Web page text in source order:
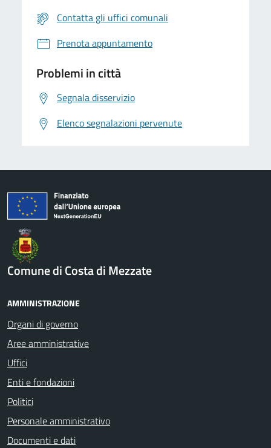
Contatta gli uffici comunali
Prenota appuntamento
Problemi in città
Segnala disservizio
Elenco segnalazioni pervenute
Comune di Costa di Mezzate
AMMINISTRAZIONE
Organi di governo
Aree amministrative
Uffici
Enti e fondazioni
Politici
Personale amministrativo
Documenti e dati